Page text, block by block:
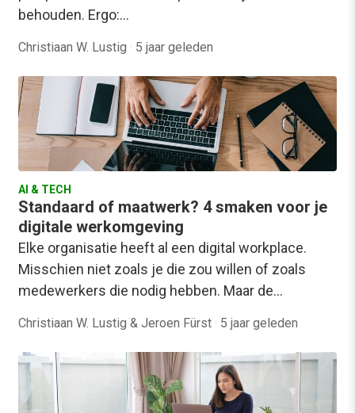
behouden. Ergo:…
Christiaan W. Lustig · 5 jaar geleden
AI & TECH
Standaard of maatwerk? 4 smaken voor je
digitale werkomgeving
Elke organisatie heeft al een digital workplace.
Misschien niet zoals je die zou willen of zoals
medewerkers die nodig hebben. Maar de…
Christiaan W. Lustig & Jeroen Fürst · 5 jaar geleden